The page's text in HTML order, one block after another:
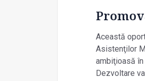
Această
Asistenţilor
ambiţioasă în
Dezvoltare